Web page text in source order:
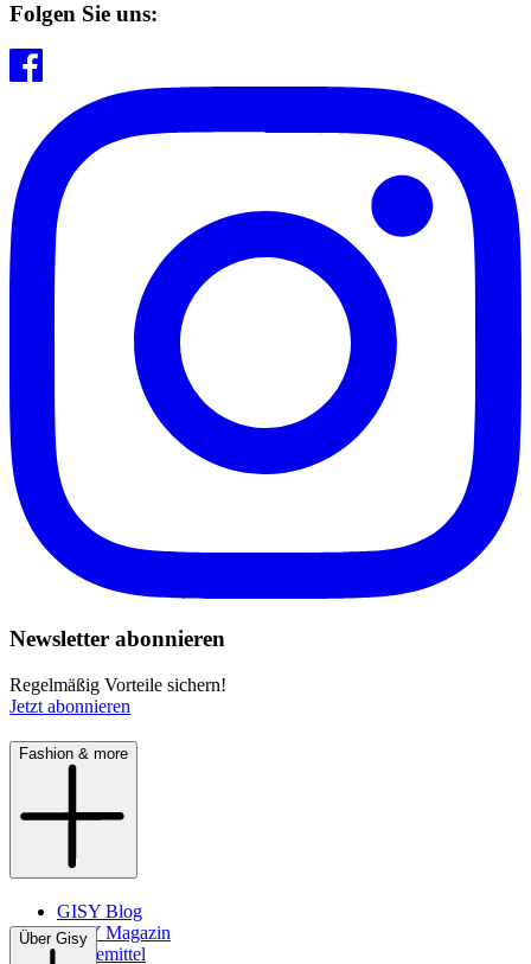
Folgen Sie uns:
Newsletter abonnieren
Regelmäßig Vorteile sichern!
Jetzt abonnieren
Fashion & more
GISY Blog
GISY Magazin
Pflegemittel
Über Gisy